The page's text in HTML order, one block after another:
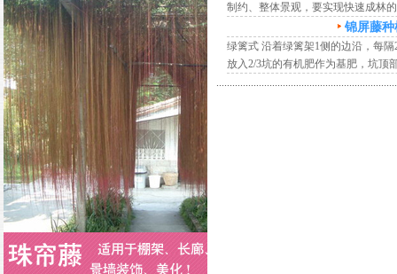
制约、整体景观，要实现快速成林
锦屏藤
绿篱式 沿着绿篱架1侧的边沿，每
放入2/3坑的有机肥作为基肥，坑顶